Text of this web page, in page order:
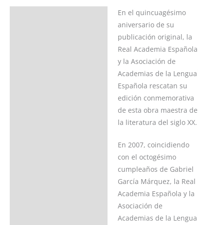
En el quincuagésimo
aniversario de su
publicación original, la
Real Academia Española
y la Asociación de
Academias de la Lengua
Española rescatan su
edición conmemorativa
de esta obra maestra de
la literatura del siglo XX.
En 2007, coincidiendo
con el octogésimo
cumpleaños de Gabriel
García Márquez, la Real
Academia Española y la
Asociación de
Academias de la Lengua